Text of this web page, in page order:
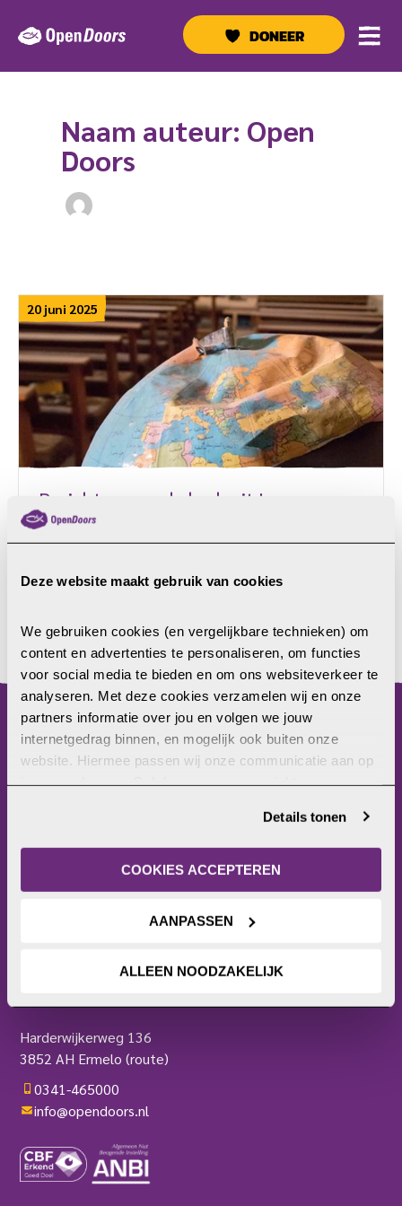
Deze website maakt gebruik van cookies
We gebruiken cookies (en vergelijkbare technieken) om
content en advertenties te personaliseren, om functies
voor social media te bieden en om ons websiteverkeer te
analyseren. Met deze cookies verzamelen wij en onze
partners informatie over jou en volgen we jouw
internetgedrag binnen, en mogelijk ook buiten onze
website. Hiermee passen wij onze communicatie aan op
jouw voorkeuren. Ook kunnen we zo gerichte
internetgedrag. Je kunt je toestemming ook altijd wijzigen
of intrekken. Meer uitleg vind je in onze
privacyverklaring.
Details tonen
COOKIES ACCEPTEREN
AANPASSEN
ALLEEN NOODZAKELIJK
naar
inhoud
DONEER
Naam auteur: Open
Doors
20 juni 2025
Berichten van de kerk uit Iran
middenin de strijd
De afgelopen dagen leden zowel Iran als Israël
escalerende conflict. In Iran brak paniek uit in de
benzinestations en het verkeer liep vast doordat
inwoners de hoofdstad proberen te ontvluchten. Er
is grote vrees bij de inwoners van het land door de
huidige strijd en wat er mogelijk nog gaat komen.
Te midden van deze crisis hebben Iraanse
christenen en kerkleiders uit verschillende regio’s
om gebed gevraagd.
LEES MEER
menu
Home
Wat doet Open Doors?
Bezoekerscentrum
Harderwijkerweg 136
3852 AH Ermelo(route)
0341-465000
info@opendoors.nl